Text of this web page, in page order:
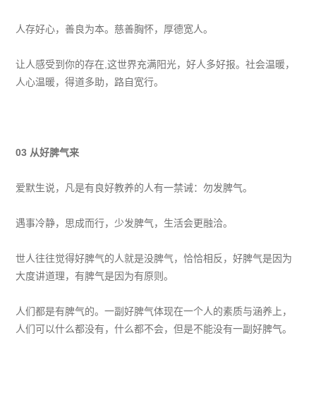
人存好心，善良为本。慈善胸怀，厚德宽人。
让人感受到你的存在,这世界充满阳光，好人多好报。社会温暖，
人心温暖，得道多助，路自宽行。
03 从好脾气来
爱默生说，凡是有良好教养的人有一禁诫：勿发脾气。
遇事冷静，思成而行，少发脾气，生活会更融洽。
世人往往觉得好脾气的人就是没脾气，恰恰相反，好脾气是因为
大度讲道理，有脾气是因为有原则。
人们都是有脾气的。一副好脾气体现在一个人的素质与涵养上，
人们可以什么都没有，什么都不会，但是不能没有一副好脾气。